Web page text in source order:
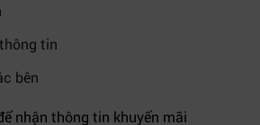
tin
bên
nhận thông tin khuyến mãi